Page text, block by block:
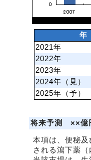
年
2021年
2022年
2023年
2024年（見）
2025年（予）
将来予測 ××億
本項は、便秘
される瀉下薬